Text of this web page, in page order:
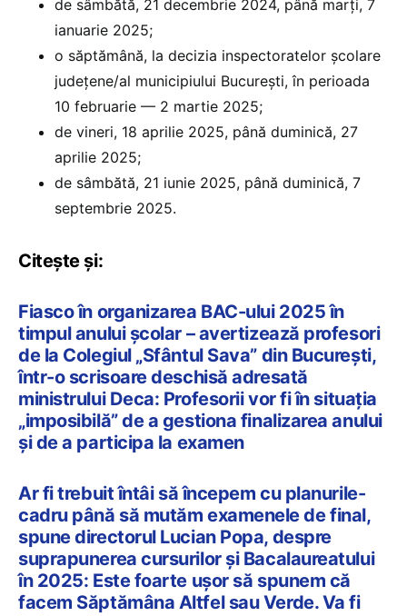
de sâmbătă, 21 decembrie 2024, până marți, 7
ianuarie 2025;
o săptămână, la decizia inspectoratelor școlare
județene/al municipiului București, în perioada
10 februarie — 2 martie 2025;
de vineri, 18 aprilie 2025, până duminică, 27
aprilie 2025;
de sâmbătă, 21 iunie 2025, până duminică, 7
septembrie 2025.
Citește și:
Fiasco în organizarea BAC-ului 2025 în
timpul anului școlar – avertizează profesori
de la Colegiul „Sfântul Sava” din București,
într-o scrisoare deschisă adresată
ministrului Deca: Profesorii vor fi în situația
„imposibilă” de a gestiona finalizarea anului
și de a participa la examen
Ar fi trebuit întâi să începem cu planurile-
cadru până să mutăm examenele de final,
spune directorul Lucian Popa, despre
suprapunerea cursurilor și Bacalaureatului
în 2025: Este foarte ușor să spunem că
facem Săptămâna Altfel sau Verde. Va fi